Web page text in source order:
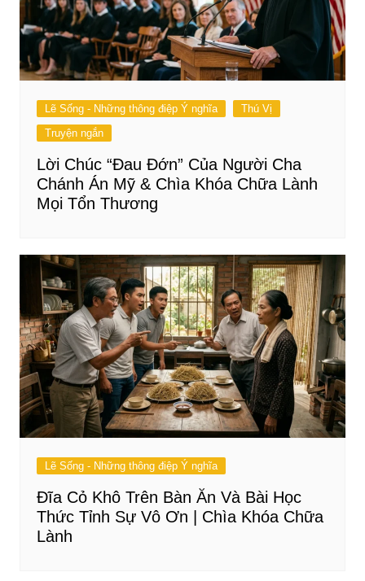
Lẽ Sống - Những thông điệp Ý nghĩa
Thú Vị
Truyện ngắn
Lời Chúc “Đau Đớn” Của Người Cha
Chánh Án Mỹ & Chìa Khóa Chữa Lành
Mọi Tổn Thương
Lẽ Sống - Những thông điệp Ý nghĩa
Đĩa Cỏ Khô Trên Bàn Ăn Và Bài Học
Thức Tỉnh Sự Vô Ơn | Chìa Khóa Chữa
Lành